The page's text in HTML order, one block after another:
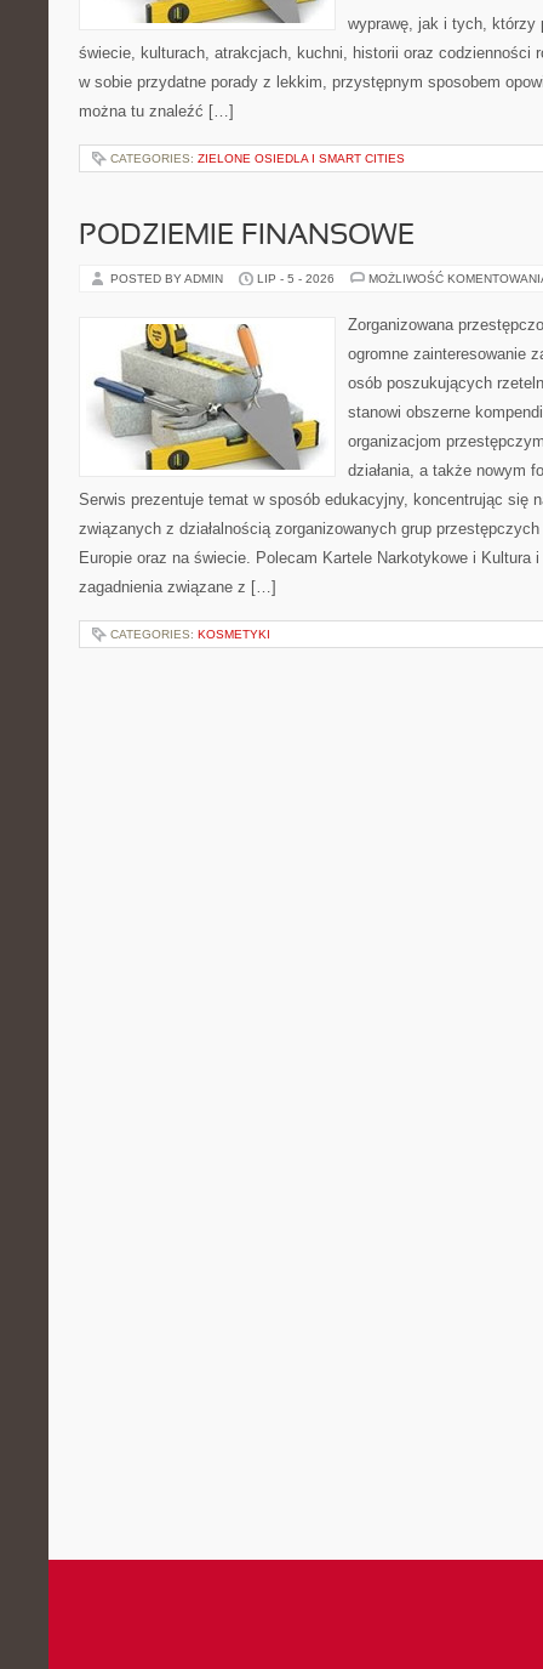
wyprawę, jak i tych, którzy
świecie, kulturach, atrakcjach, kuchni, historii oraz codzienności
w sobie przydatne porady z lekkim, przystępnym sposobem
można tu znaleźć […]
CATEGORIES: ZIELONE OSIEDLA I SMART CITIES
PODZIEMIE FINANSOWE
POSTED BY ADMIN LIP - 5 - 2026 MOŻLIWOŚĆ
Zorganizowana
ogromne zainteresowanie
osób poszukujących
stanowi obszerne
organizacjom
działania, a także nowym
Serwis prezentuje temat w sposób edukacyjny, koncentrując się
związanych z działalnością zorganizowanych grup
Europie oraz na świecie. Polecam Kartele Narkotykowe i Kultura
zagadnienia związane z […]
CATEGORIES: KOSMETYKI